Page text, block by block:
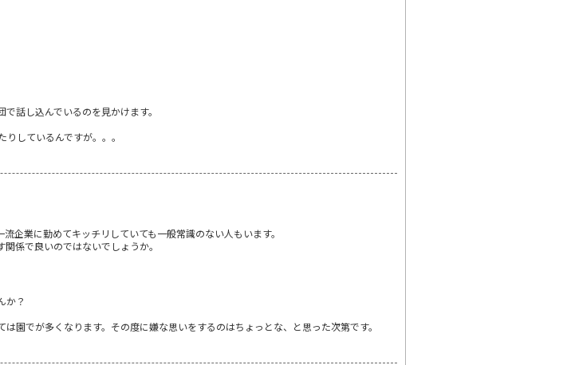
話し込んでいるのを見かけます。
しているんですが。。。
企業に勤めてキッチリしていても一般常識のない人もいます。
係で良いのではないでしょうか。
か？
園でが多くなります。その度に嫌な思いをするのはちょっとな、と思った次第です。